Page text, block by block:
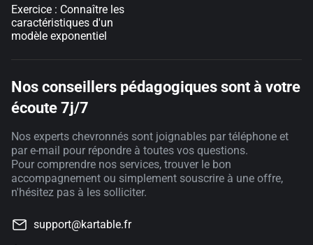
Exercice : Connaître les
caractéristiques d'un
modèle exponentiel
Nos conseillers pédagogiques sont à votre
écoute 7j/7
Nos experts chevronnés sont joignables par téléphone et
par e-mail pour répondre à toutes vos questions.
Pour comprendre nos services, trouver le bon
accompagnement ou simplement souscrire à une offre,
n'hésitez pas à les solliciter.
support@kartable.fr